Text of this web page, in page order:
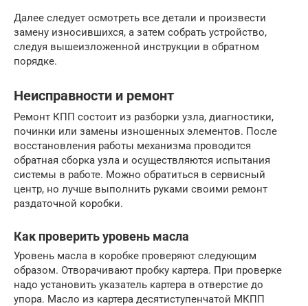
Далее следует осмотреть все детали и произвести
замену износившихся, а затем собрать устройство,
следуя вышеизложенной инструкции в обратном
порядке.
Неисправности и ремонт
Ремонт КПП состоит из разборки узла, диагностики,
починки или замены изношенных элементов. После
восстановления работы механизма проводится
обратная сборка узла и осуществляются испытания
системы в работе. Можно обратиться в сервисный
центр, но лучше выполнить руками своими ремонт
раздаточной коробки.
Как проверить уровень масла
Уровень масла в коробке проверяют следующим
образом. Отворачивают пробку картера. При проверке
надо установить указатель картера в отверстие до
упора. Масло из картера десятиступенчатой МКПП